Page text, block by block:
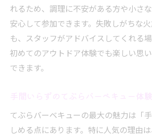
れるため、調理に不安がある方や小さ
安心して参加できます。失敗しがちな
も、スタッフがアドバイスしてくれる場
初めてのアウトドア体験でも楽しい思
できます。
てぶらバーベキューの最大の魅力は「
しめる点にあります。特に人気の理由